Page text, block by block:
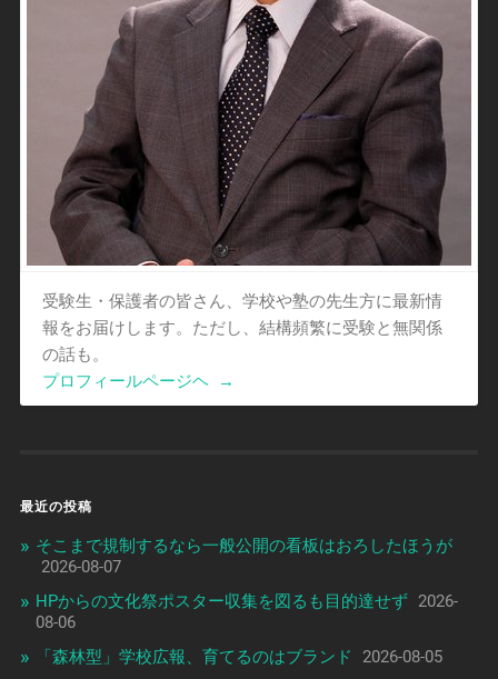
受験生・保護者の皆さん、学校や塾の先生方に最新情
報をお届けします。ただし、結構頻繁に受験と無関係
の話も。
プロフィールページヘ
→
最近の投稿
そこまで規制するなら一般公開の看板はおろしたほうが
2026-08-07
HPからの文化祭ポスター収集を図るも目的達せず 2026-
08-06
「森林型」学校広報、育てるのはブランド
2026-08-05